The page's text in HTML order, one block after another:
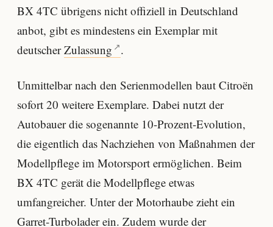
BX 4TC übrigens nicht offiziell in Deutschland
anbot, gibt es mindestens ein Exemplar mit
deutscherZulassung .
Unmittelbar nach den Serienmodellen baut Citroën
sofort 20 weitere Exemplare. Dabei nutzt der
Autobauer die sogenannte 10-Prozent-Evolution,
die eigentlich das Nachziehen von Maßnahmen der
Modellpflege im Motorsport ermöglichen. Beim
BX 4TC gerät die Modellpflege etwas
umfangreicher. Unter der Motorhaube zieht ein
Garret-Turbolader ein. Zudem wurde der